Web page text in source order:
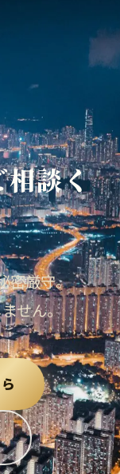
相談く
密厳守。
せん。